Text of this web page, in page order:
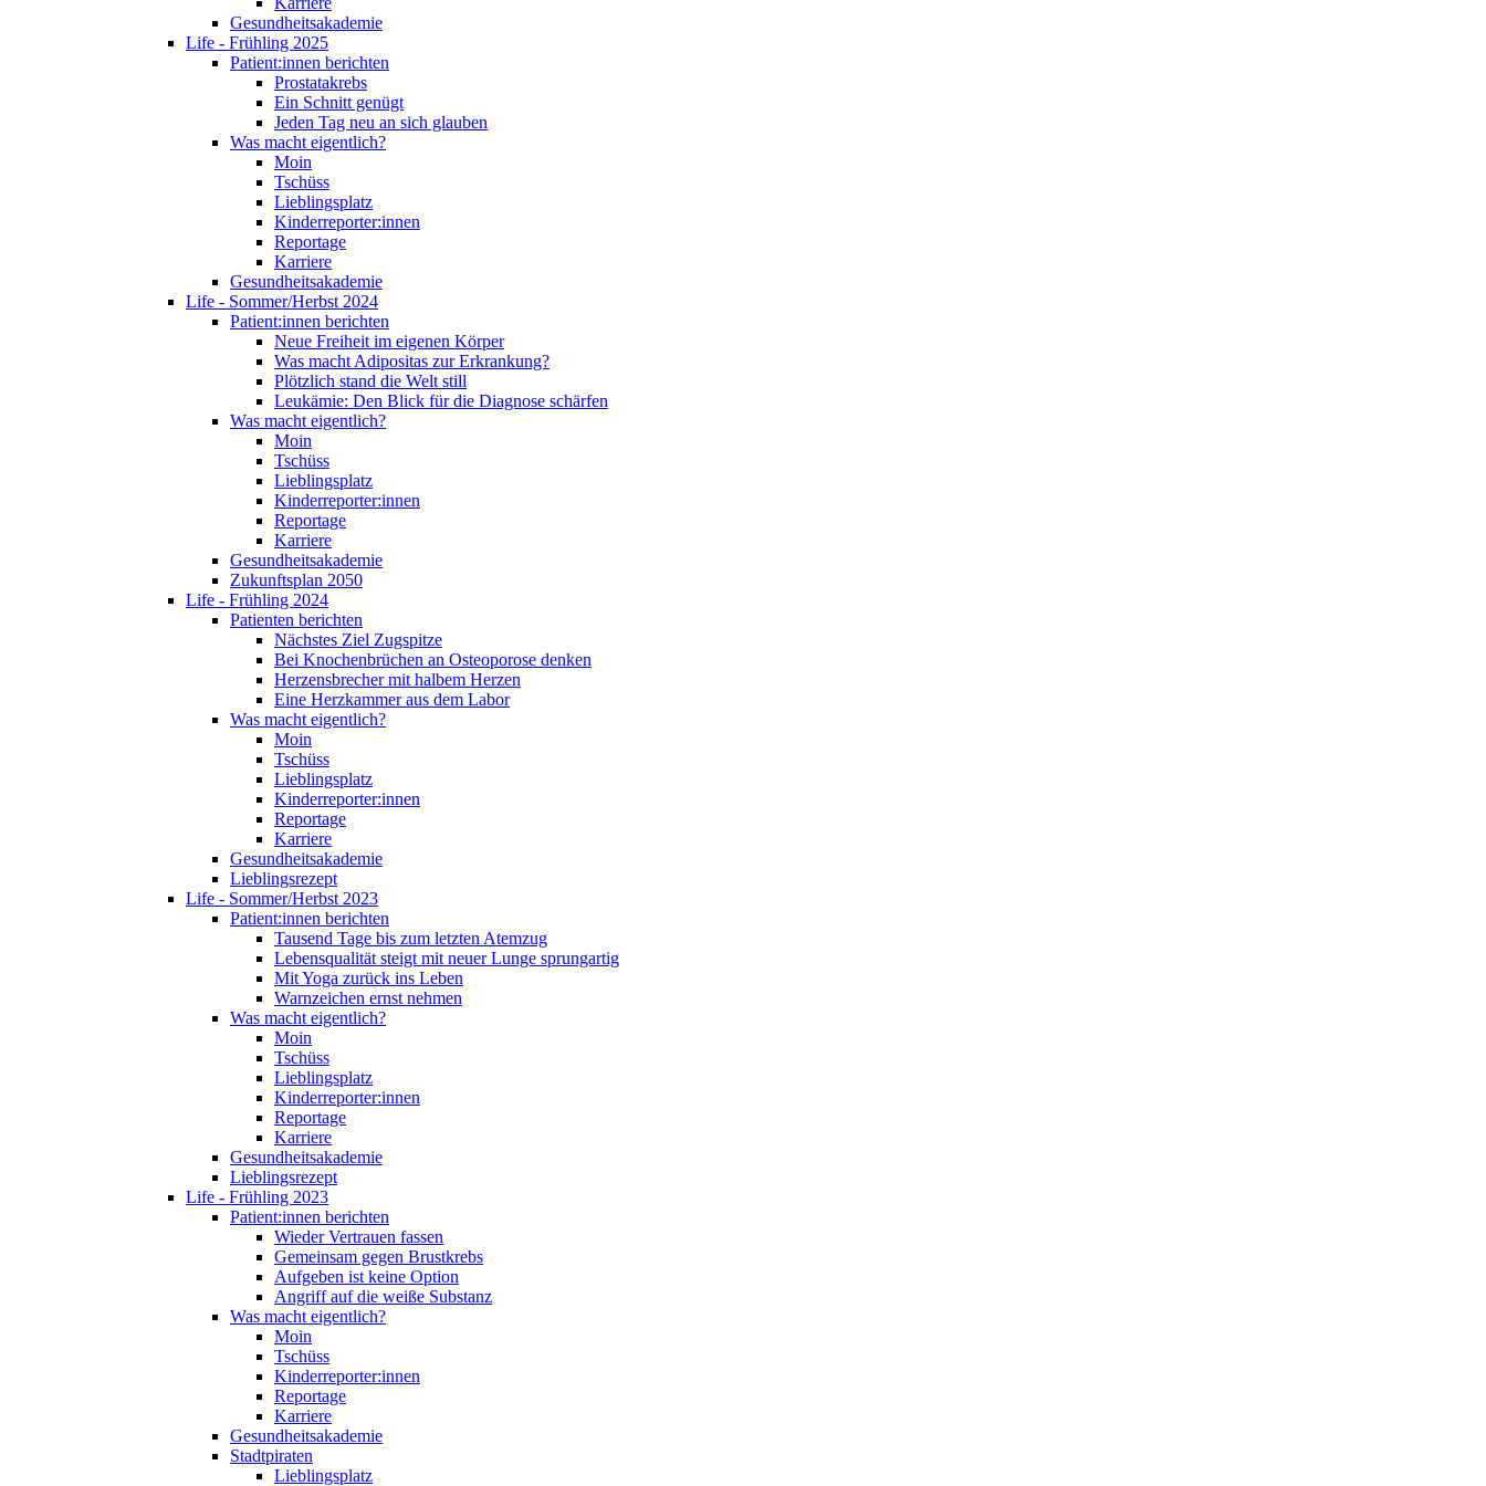
Gesundheitsakademie
Life - Frühling 2025
Patient:innen berichten
Prostatakrebs
Ein Schnitt genügt
Jeden Tag neu an sich glauben
Was macht eigentlich?
Moin
Tschüss
Lieblingsplatz
Kinderreporter:innen
Reportage
Karriere
Gesundheitsakademie
Life - Sommer/Herbst 2024
Patient:innen berichten
Neue Freiheit im eigenen Körper
Was macht Adipositas zur Erkrankung?
Plötzlich stand die Welt still
Leukämie: Den Blick für die Diagnose schärfen
Was macht eigentlich?
Moin
Tschüss
Lieblingsplatz
Kinderreporter:innen
Reportage
Karriere
Gesundheitsakademie
Zukunftsplan 2050
Life - Frühling 2024
Patienten berichten
Nächstes Ziel Zugspitze
Bei Knochenbrüchen an Osteoporose denken
Herzensbrecher mit halbem Herzen
Eine Herzkammer aus dem Labor
Was macht eigentlich?
Moin
Tschüss
Lieblingsplatz
Kinderreporter:innen
Reportage
Karriere
Gesundheitsakademie
Lieblingsrezept
Life - Sommer/Herbst 2023
Patient:innen berichten
Tausend Tage bis zum letzten Atemzug
Lebensqualität steigt mit neuer Lunge sprungartig
Mit Yoga zurück ins Leben
Warnzeichen ernst nehmen
Was macht eigentlich?
Moin
Tschüss
Lieblingsplatz
Kinderreporter:innen
Reportage
Karriere
Gesundheitsakademie
Lieblingsrezept
Life - Frühling 2023
Patient:innen berichten
Wieder Vertrauen fassen
Gemeinsam gegen Brustkrebs
Aufgeben ist keine Option
Angriff auf die weiße Substanz
Was macht eigentlich?
Moin
Tschüss
Kinderreporter:innen
Reportage
Karriere
Gesundheitsakademie
Stadtpiraten
Lieblingsplatz